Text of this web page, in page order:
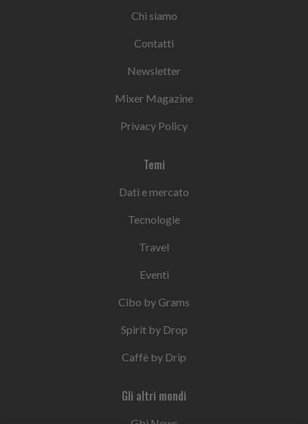
Chi siamo
Contatti
Newsletter
Mixer Magazine
Privacy Policy
Temi
Dati e mercato
Tecnologie
Travel
Eventi
Cibo by Grams
Spirit by Drop
Caffè by Drip
Gli altri mondi